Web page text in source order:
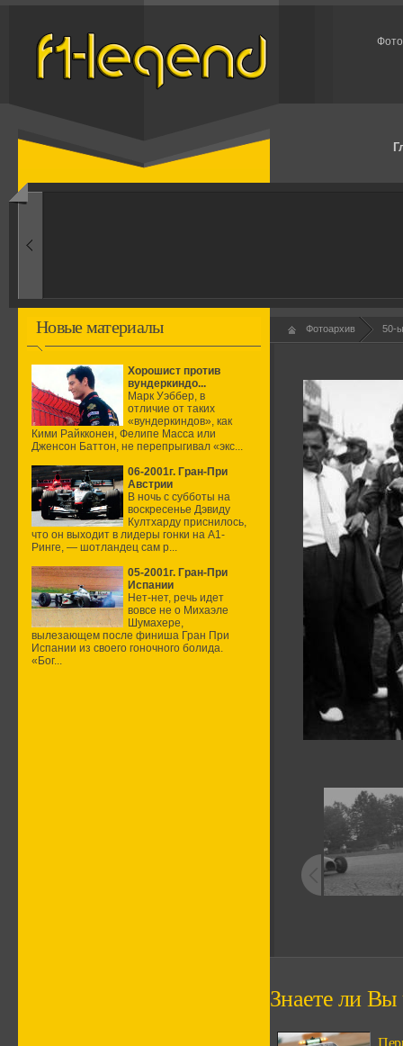
1960-ые
Новые материалы
Хорошист против
вундеркиндо...
Марк Уэббер, в
отличие от таких
«вундеркиндов», как
Кими Райкконен, Фелипе Масса или
Дженсон Баттон, не перепрыгивал «экс...
06-2001г. Гран-При
Австрии
В ночь с субботы на
воскресенье Дэвиду
Култхарду приснилось,
что он выходит в лидеры гонки на А1-
Ринге, — шотландец сам р...
05-2001г. Гран-При
Испании
Нет-нет, речь идет
вовсе не о Михаэле
Шумахере,
вылезающем после финиша Гран При
Испании из своего гоночного болида.
«Бог...
Фотоархив 50-
Знаете ли Вы